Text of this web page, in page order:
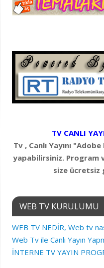
TV CANLI
Tv , Canlı Yayını
yapabilirsiniz. Program
size
WEB TV KURULUMU
WEB TV NEDİR, Web tv
Web Tv ile Canlı Yayın
İNTERNE TV YAYIN